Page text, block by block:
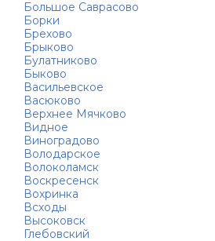
Большое Саврасово
Борки
Брехово
Брыково
Булатниково
Быково
Васильевское
Васюково
Верхнее Мячково
Видное
Виноградово
Володарское
Волоколамск
Воскресенск
Вохринка
Всходы
Высоковск
Глебовский